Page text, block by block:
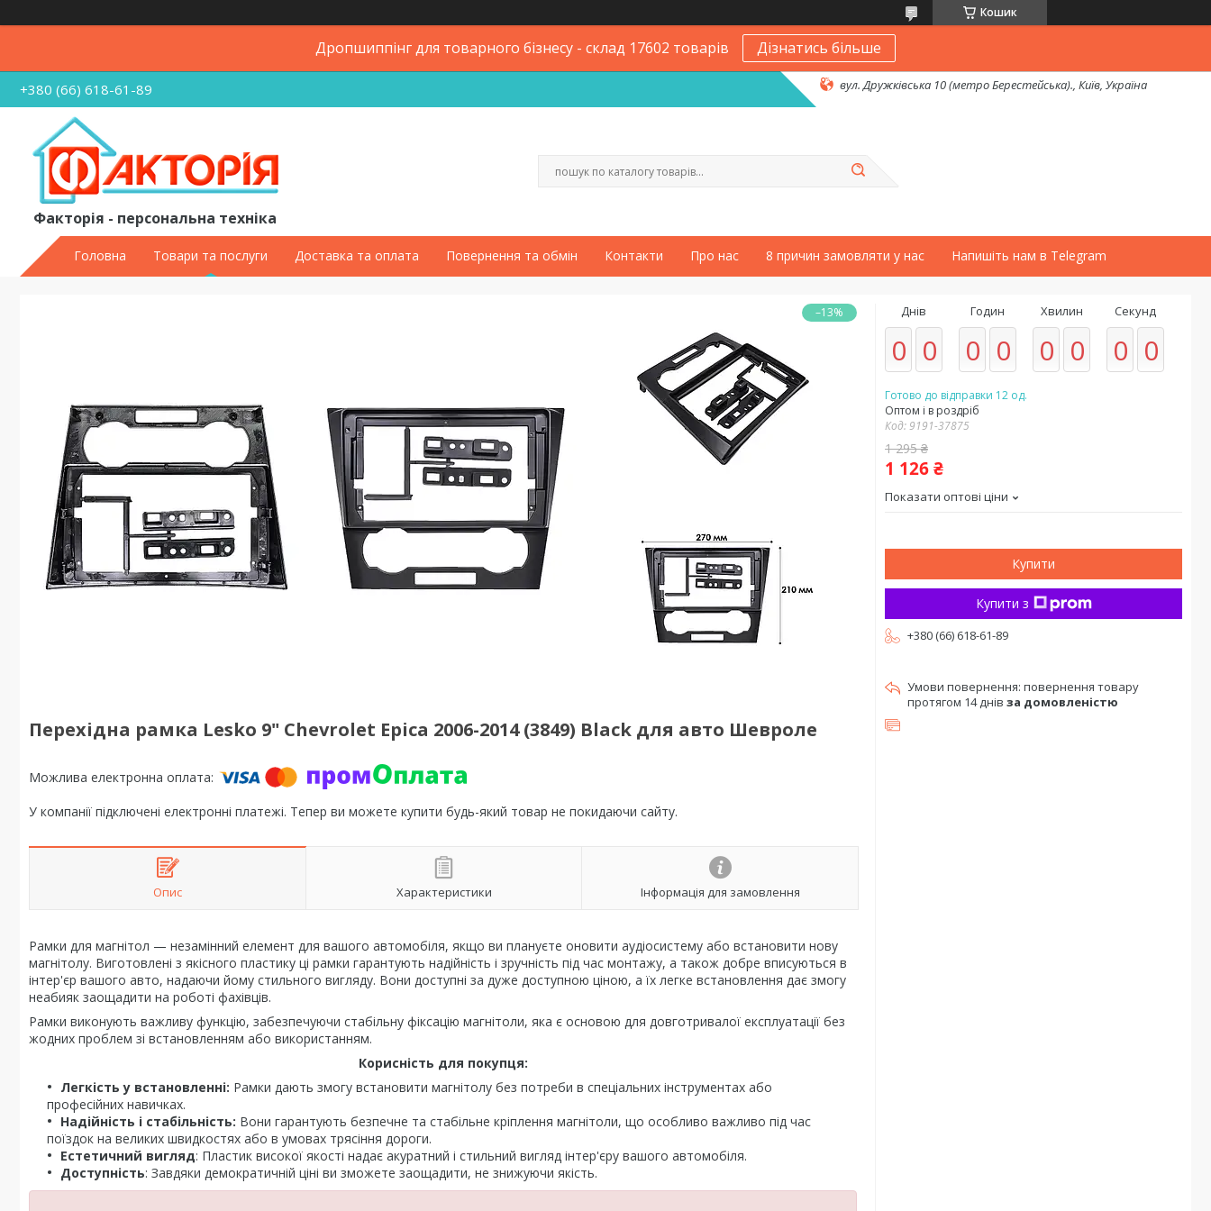
Кошик
Дропшиппінг для товарного бізнесу - склад 17602 товарів Дізнатись більше
+380 (66) 618-61-89 вул. Дружківська 10 (метро Берестейська)., Київ, Україна
Факторія - персональна техніка
Головна Товари та послуги Доставка та оплата Повернення та обмін Контакти Про нас 8 причин замовляти у нас Напишіть нам в Telegram
–13%
Перехідна рамка Lesko 9" Chevrolet Epica 2006-2014 (3849) Black для авто Шевроле
У компанії підключені електронні платежі. Тепер ви можете купити будь-який товар не покидаючи сайту.
Опис Характеристики Інформація для замовлення
Рамки для магнітол — незамінний елемент для вашого автомобіля, якщо ви плануєте оновити аудіосистему або встановити нову
магнітолу. Виготовлені з якісного пластику ці рамки гарантують надійність і зручність під час монтажу, а також добре вписуються в
інтер'єр вашого авто, надаючи йому стильного вигляду. Вони доступні за дуже доступною ціною, а їх легке встановлення дає змогу
неабияк заощадити на роботі фахівців.
Рамки виконують важливу функцію, забезпечуючи стабільну фіксацію магнітоли, яка є основою для довготривалої експлуатації без
жодних проблем зі встановленням або використанням.
Корисність для покупця:
Легкість у встановленні: Рамки дають змогу встановити магнітолу без потреби в спеціальних інструментах або
професійних навичках.
Надійність і стабільність: Вони гарантують безпечне та стабільне кріплення магнітоли, що особливо важливо під час
поїздок на великих швидкостях або в умовах трясіння дороги.
Естетичний вигляд: Пластик високої якості надає акуратний і стильний вигляд інтер'єру вашого автомобіля.
Доступність: Завдяки демократичній ціні ви зможете заощадити, не знижуючи якість.
Днів
0 0
Годин
0 0
Хвилин
0 0
Секунд
0 0
Готово до відправки 12 од.
Оптом і в роздріб
Код:9191-37875
1 295 ₴
1 126 ₴
Показати оптові ціни
Купити
Купити з
+380 (66) 618-61-89
повернення товару
протягом 14 днів за домовленістю